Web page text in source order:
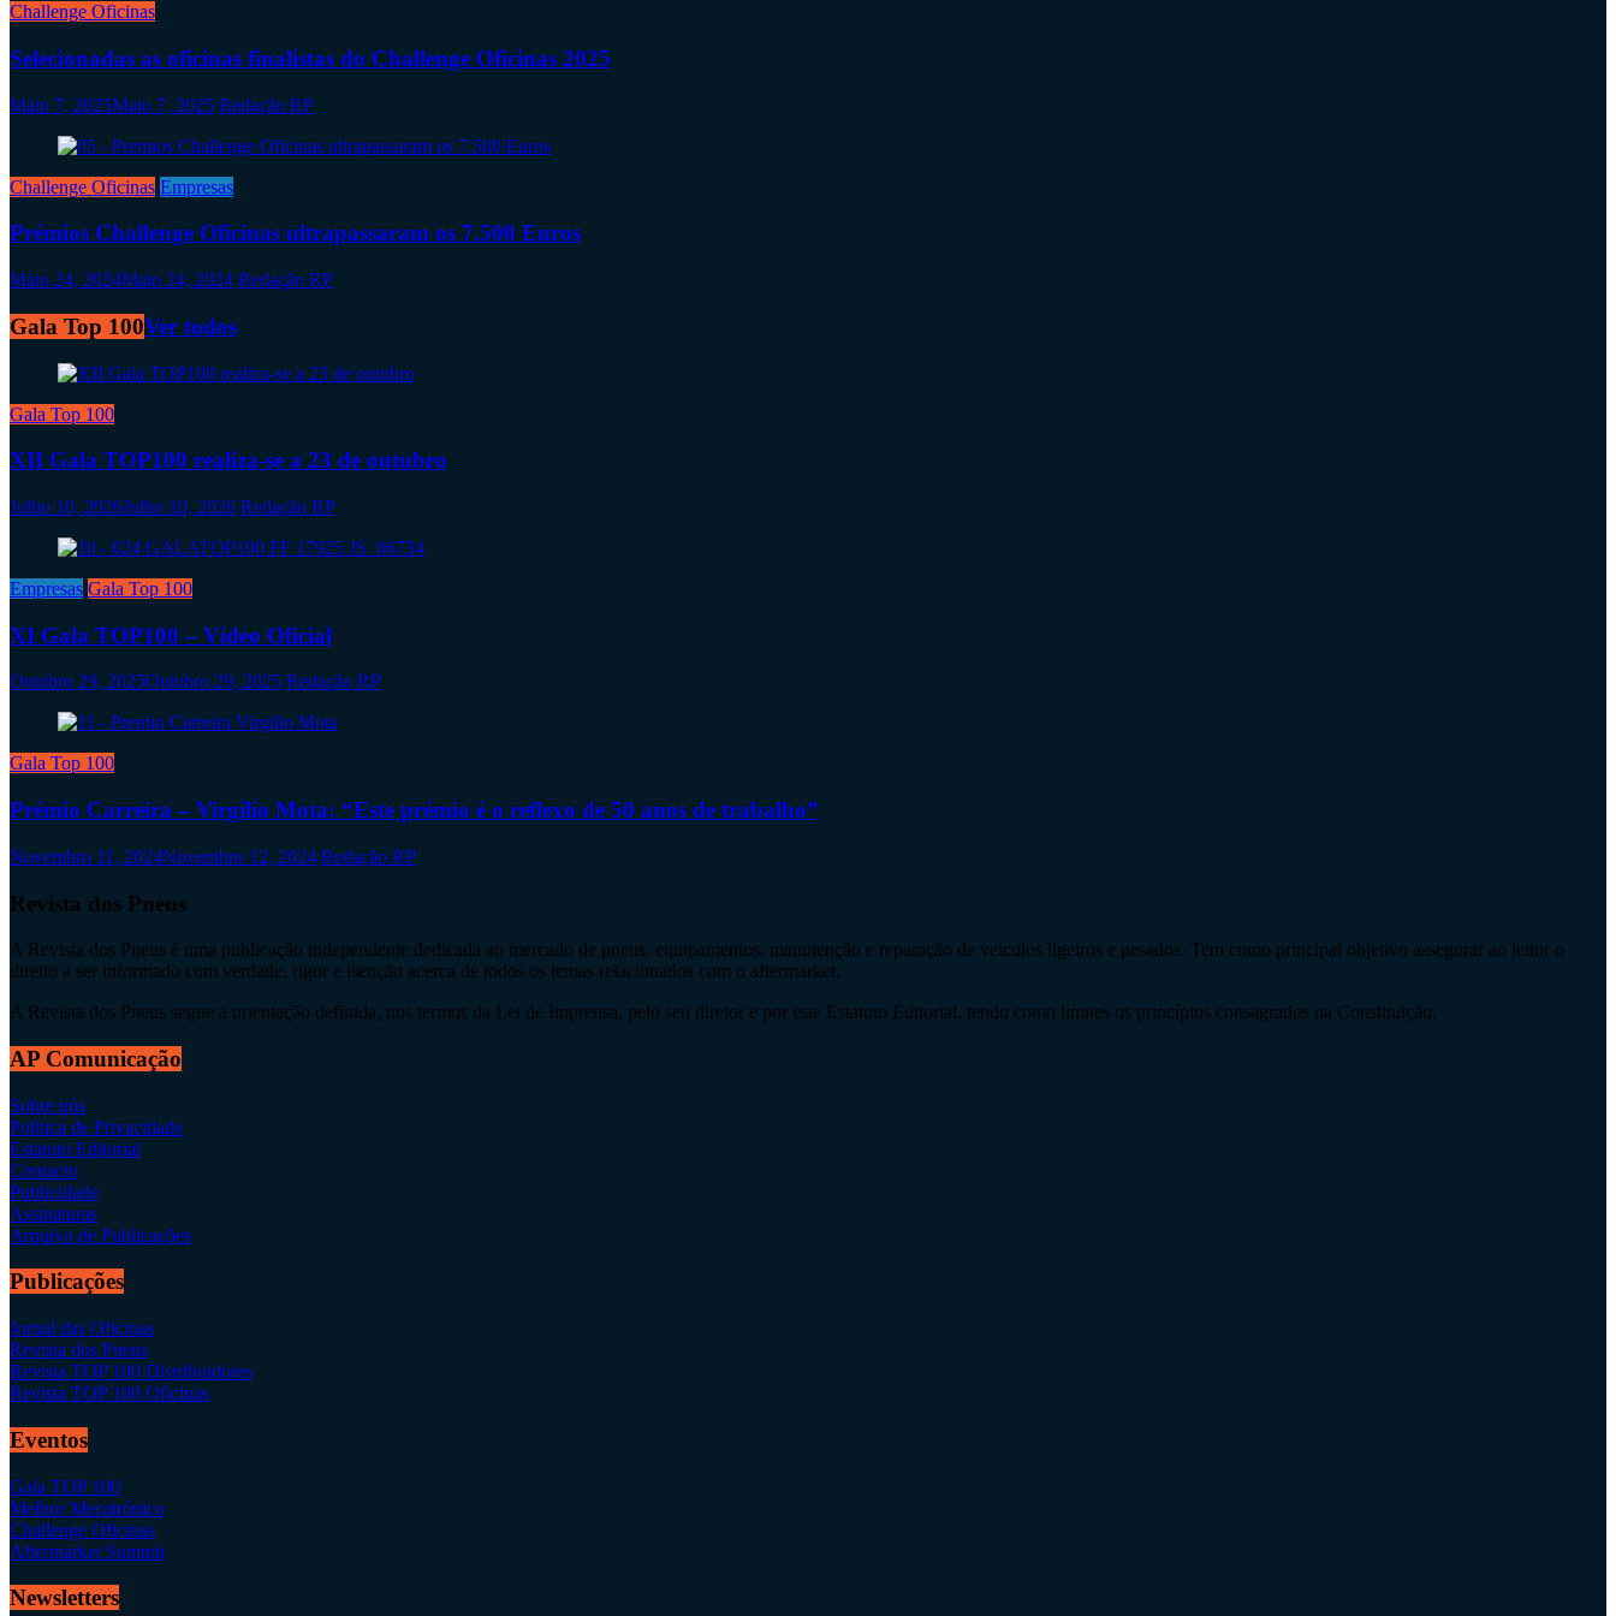
Challenge Oficinas
Selecionadas as oficinas finalistas do Challenge Oficinas 2025
Maio 7, 2025Maio 7, 2025 Redação RP
Challenge Oficinas Empresas
Prémios Challenge Oficinas ultrapassaram os 7.500 Euros
Maio 24, 2024Maio 24, 2024 Redação RP
Gala Top 100Ver todos
Gala Top 100
XII Gala TOP100 realiza-se a 23 de outubro
Julho 10, 2026Julho 10, 2026 Redação RP
Empresas Gala Top 100
XI Gala TOP100 – Vídeo Oficial
Outubro 29, 2025Outubro 29, 2025 Redação RP
Gala Top 100
Prémio Carreira – Virgílio Mota: “Este prémio é o reflexo de 50 anos de trabalho”
Novembro 11, 2024Novembro 12, 2024 Redação RP
Revista dos Pneus
A Revista dos Pneus é uma publicação independente dedicada ao mercado de pneus, equipamentos, manutenção e reparação de veículos ligeiros e pesados. Tem como principal objetivo assegurar ao leitor o
direito a ser informado com verdade, rigor e isenção acerca de todos os temas relacionados com o aftermarket.
A Revista dos Pneus segue a orientação definida, nos termos da Lei de Imprensa, pelo seu diretor e por este Estatuto Editorial, tendo como limites os princípios consagrados na Constituição.
AP Comunicação
Sobre nós
Política de Privacidade
Estatuto Editorial
Contacto
Publicidade
Assinaturas
Arquivo de Publicações
Publicações
Jornal das Oficinas
Revista dos Pneus
Revista TOP 100 Distribuidores
Revista TOP 100 Oficinas
Eventos
Gala TOP 100
Melhor Mecatrónico
Challenge Oficinas
Aftermarket Summit
Newsletters